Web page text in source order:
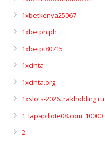
1xbetkenya25067
1xbetph.ph
1xbetpt80715
1xcinta
1xcinta.org
1xslots-
1_lapapillote08.com_10000
2